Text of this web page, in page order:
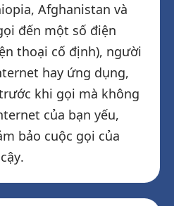
Afghanistan và
đến một số điện
thoại cố định), người
hay ứng dụng,
khi gọi mà không
của bạn yếu,
bảo cuộc gọi của